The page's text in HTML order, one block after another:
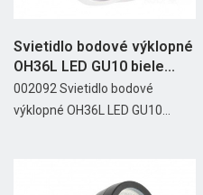
Svietidlo bodové výklopné
OH36L LED GU10 biele...
002092 Svietidlo bodové
výklopné OH36L LED GU10...